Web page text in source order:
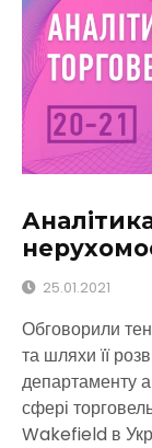
25.01.2021
Обговорили
та шляхи її
департаменту
сфері
Wakefield в